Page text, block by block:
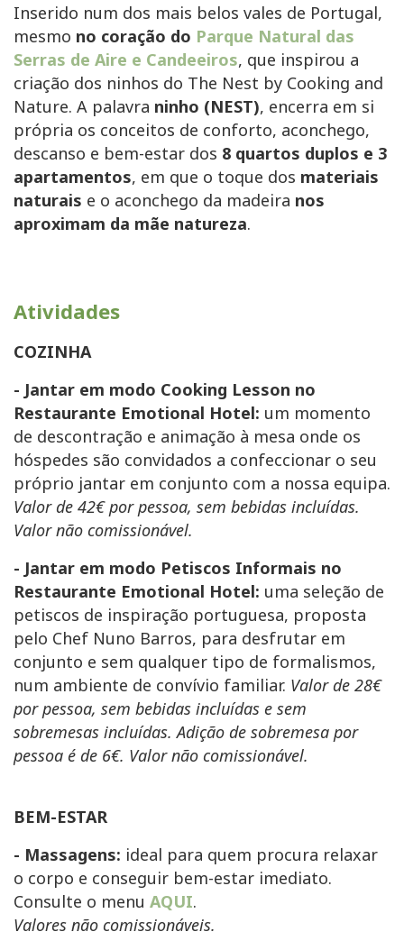
Inserido num dos mais belos vales de Portugal,
mesmo no coração do Parque Natural das
Serras de Aire e Candeeiros, que inspirou a
criação dos ninhos do The Nest by Cooking and
Nature. A palavra ninho (NEST), encerra em si
própria os conceitos de conforto, aconchego,
descanso e bem-estar dos 8 quartos duplos e 3
apartamentos, em que o toque dos materiais
naturais e o aconchego da madeira nos
aproximam da mãe natureza.
Atividades
COZINHA
- Jantar em modo Cooking Lesson no
Restaurante Emotional Hotel: um momento
de descontração e animação à mesa onde os
hóspedes são convidados a confeccionar o seu
próprio jantar em conjunto com a nossa equipa.
Valor de 42€ por pessoa, sem bebidas incluídas.
Valor não comissionável.
- Jantar em modo Petiscos Informais no
Restaurante Emotional Hotel: uma seleção de
petiscos de inspiração portuguesa, proposta
pelo Chef Nuno Barros, para desfrutar em
conjunto e sem qualquer tipo de formalismos,
num ambiente de convívio familiar. Valor de 28€
por pessoa, sem bebidas incluídas e sem
sobremesas incluídas. Adição de sobremesa por
pessoa é de 6€. Valor não comissionável.
BEM-ESTAR
- Massagens: ideal para quem procura relaxar
o corpo e conseguir bem-estar imediato.
Consulte o menu AQUI.
Valores não comissionáveis.